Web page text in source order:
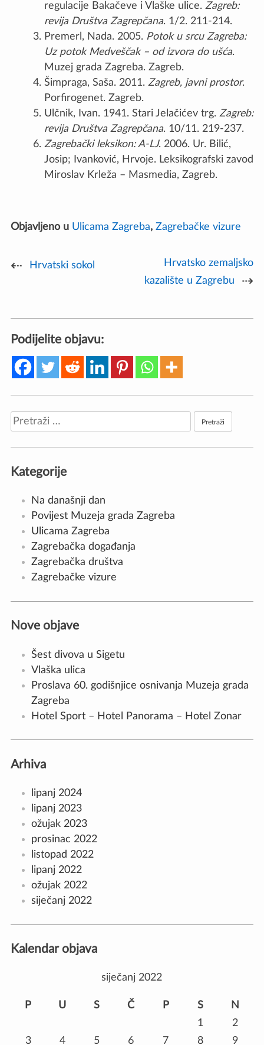
regulacije Bakačeve i Vlaške ulice. Zagreb:
revija Društva Zagrepčana. 1/2. 211-214.
Premerl, Nada. 2005. Potok u srcu Zagreba:
Uz potok Medveščak – od izvora do ušća.
Muzej grada Zagreba. Zagreb.
Šimpraga, Saša. 2011. Zagreb, javni prostor.
Porfirogenet. Zagreb.
Ulčnik, Ivan. 1941. Stari Jelačićev trg. Zagreb:
revija Društva Zagrepčana. 10/11. 219-237.
Zagrebački leksikon: A-LJ. 2006. Ur. Bilić,
Josip; Ivanković, Hrvoje. Leksikografski zavod
Miroslav Krleža – Masmedia, Zagreb.
Objavljeno u Ulicama Zagreba, Zagrebačke vizure
Navigacija
Hrvatski sokol
Hrvatsko zemaljsko
kazalište u Zagrebu
Podijelite objavu:
Pretraži:
Kategorije
Na današnji dan
Povijest Muzeja grada Zagreba
Ulicama Zagreba
Zagrebačka događanja
Zagrebačka društva
Zagrebačke vizure
Nove objave
Šest divova u Sigetu
Vlaška ulica
Proslava 60. godišnjice osnivanja Muzeja grada
Zagreba
Hotel Sport – Hotel Panorama – Hotel Zonar
Arhiva
lipanj 2024
lipanj 2023
ožujak 2023
prosinac 2022
listopad 2022
lipanj 2022
ožujak 2022
siječanj 2022
Kalendar objava
siječanj 2022
P U S Č P S
N
1
2
3
4 5 6 7 8 9